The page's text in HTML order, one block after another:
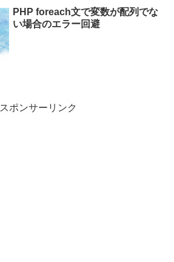
PHP foreach文で変数が配列でな
い場合のエラー回避
スポンサーリンク